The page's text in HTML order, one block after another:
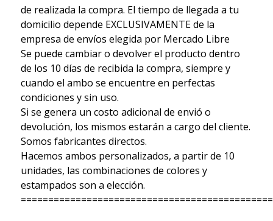
de realizada la compra. El tiempo de llegada a tu
domicilio depende EXCLUSIVAMENTE de la
empresa de envíos elegida por Mercado Libre
Se puede cambiar o devolver el producto dentro
de los 10 días de recibida la compra, siempre y
cuando el ambo se encuentre en perfectas
condiciones y sin uso.
Si se genera un costo adicional de envió o
devolución, los mismos estarán a cargo del cliente.
Somos fabricantes directos.
Hacemos ambos personalizados, a partir de 10
unidades, las combinaciones de colores y
estampados son a elección.